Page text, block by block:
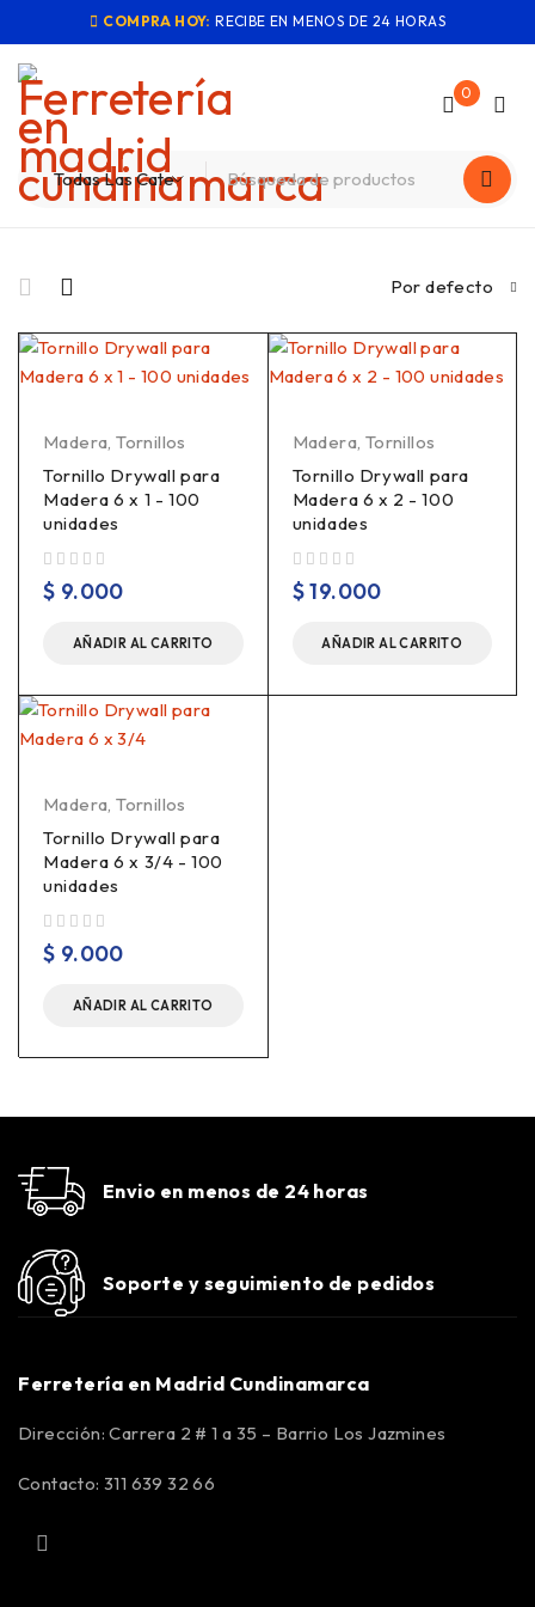
COMPRA HOY: RECIBE EN MENOS DE 24 HORAS
0
Por defecto
Madera,Tornillos
Tornillo Drywall para
Madera 6 x 1 - 100
unidades
$ 9.000
AÑADIR AL CARRITO
Madera, Tornillos
Tornillo Drywall para
Madera 6 x 2 - 100
unidades
$19.000
AÑADIR AL CARRITO
Madera,Tornillos
Tornillo Drywall para
Madera 6 x 3/4 - 100
unidades
$ 9.000
AÑADIR AL CARRITO
Envio en menos de 24 horas
Soporte y seguimiento de pedidos
Ferretería en Madrid Cundinamarca
Dirección: Carrera 2 # 1 a 35 – Barrio Los Jazmines
Contacto: 311 639 32 66